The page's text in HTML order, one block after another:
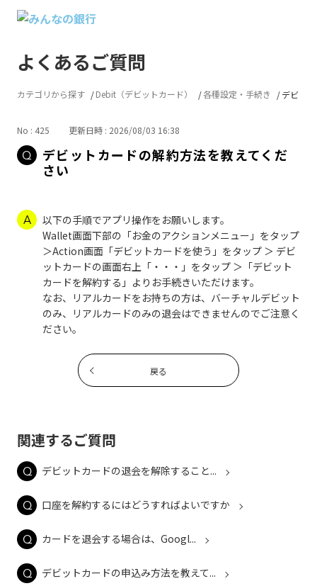
よくあるご質問
カテゴリから探す Debit（デビットカード） 各種設定・手続き デビッ
No : 425 更新日時 : 2026/08/03 16:38
デビットカードの解約方法を教えてくだ
さい
以下の手順でアプリ操作をお願いします。
Wallet画面下部の「お金のアクションメニュー」をタップ
＞Action画面「デビットカードを使う」をタップ ＞ デビ
ットカードの画面右上「・・・」をタップ ＞「デビット
カードを解約する」よりお手続きいただけます。
なお、リアルカードをお持ちの方は、バーチャルデビット
のみ、リアルカードのみの退会はできませんのでご注意く
ださい。
戻る
関連するご質問
デビットカードの退会を解除すること...
口座を解約するにはどうすればよいですか
カードを退会する場合は、Googl...
デビットカードの申込み方法を教えて...